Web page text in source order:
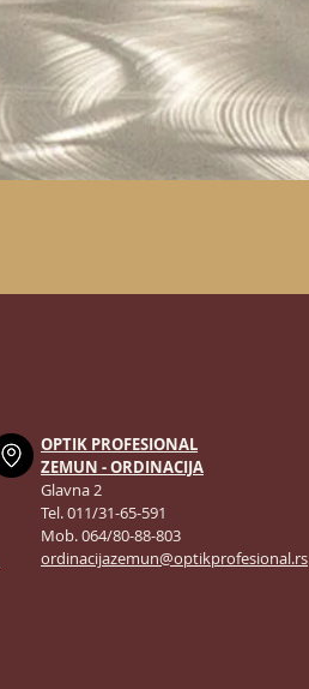
OPTIK PROFESIONAL
ZEMUN - ORDINACIJA
Glavna 2
Tel. 011/31-65-591
Mob. 064/80-88-803
ordinacijazemun@optikprofesional.rs